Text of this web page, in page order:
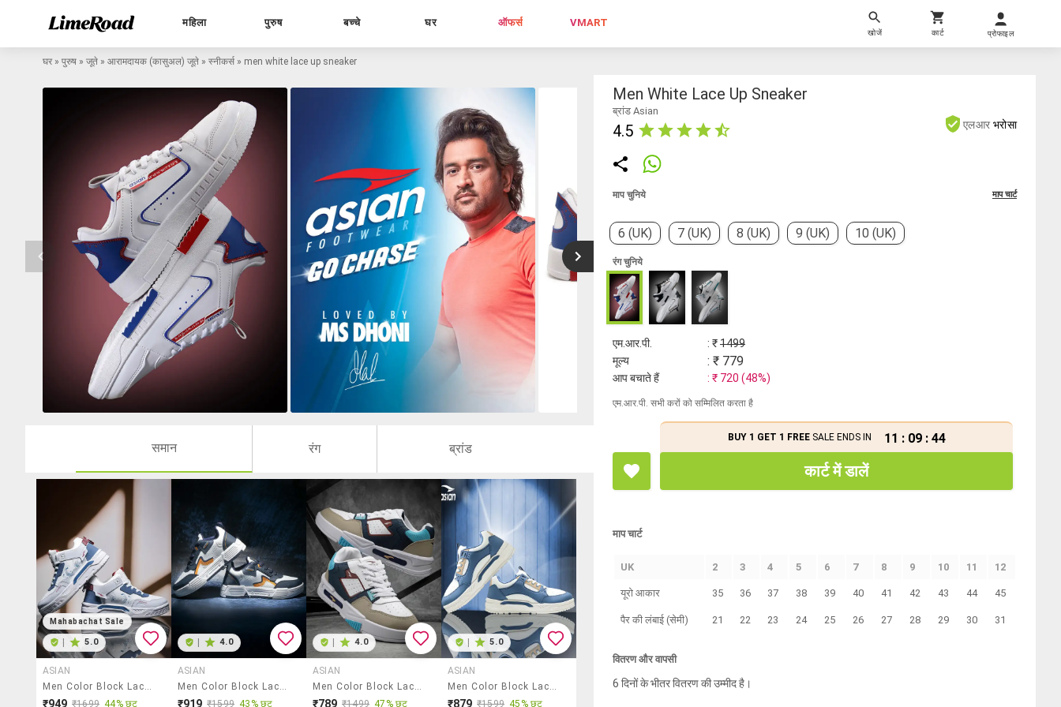
महिला पुरुष बच्चे घर ऑफर्स VMART
खोजें कार्ट प्रोफाइल
घर » पुरुष » जूते » आरामदायक (कासुअल) जूते » स्नीकर्स » men white lace up sneaker
समान रंग ब्रांड
Mahabachat Sale
5.0
ASIAN
Men Color Block Lace Up Sneaker
₹949 ₹1699 44% छूट
4.0
ASIAN
Men Color Block Lace Up Sneaker
₹919 ₹1599 43% छूट
4.0
ASIAN
Men Color Block Lace Up Sneaker
₹789 ₹1499 47% छूट
5.0
ASIAN
Men Color Block Lace Up Sneaker
₹879 ₹1599 45% छूट
Men White Lace Up Sneaker
ब्रांड Asian
4.5 एलआर भरोसा
माप चुनिये माप चार्ट
6 (UK) 7 (UK) 8 (UK) 9 (UK) 10 (UK)
रंग चुनिये
एम.आर.पी. : ₹1499
मूल्य
: ₹ 779
आप बचाते हैं : ₹ 720 (48%)
एम.आर.पी. सभी करों को सम्मिलित करता है
BUY 1 GET 1 FREESALE ENDS IN 11 : 09 : 43
कार्ट में डालें
माप चार्ट
UK 2 3 4 5 6 7 8 9 10 11 12
यूरो आकार 35 36 37 38 39 40 41 42 43 44 45
पैर की लंबाई (सेमी) 21 22 23 24 25 26 27 28 29 30 31
वितरण और वापसी
6 दिनों के भीतर वितरण की उम्मीद है।